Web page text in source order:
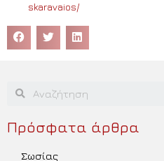
skaravaios/
Πρόσφατα άρθρα
Σωσίας